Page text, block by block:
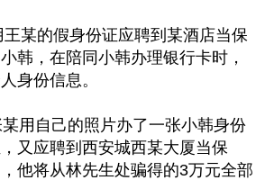
某的假身份证应聘到某酒店当保
韩，在陪同小韩办理银行卡时，
身份信息。
用自己的照片办了一张小韩身份
又应聘到西安城西某大厦当保
他将从林先生处骗得的3万元全部